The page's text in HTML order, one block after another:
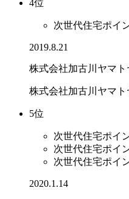
4位
次世代住宅ポイ
2019.8.21
株式会社加古川ヤマ
株式会社加古川ヤマ
5位
次世代住宅ポイ
次世代住宅ポイ
次世代住宅ポイ
2020.1.14